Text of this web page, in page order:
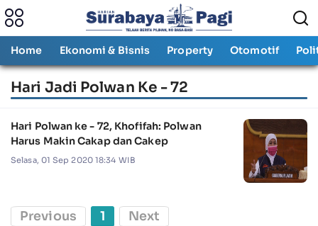
Home Ekonomi & Bisnis Property Otomotif
Hari Jadi Polwan Ke - 72
Hari Polwan ke - 72, Khofifah: Polwan
Harus Makin Cakap dan Cakep
Selasa, 01 Sep 2020 18:34 WIB
Previous 1 Next